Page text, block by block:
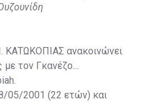
ΚΑΤΩΚΟΠΙΑΣ ανακοινώνει
με τον Γκανέζο
05/2001 (22 ετών) και